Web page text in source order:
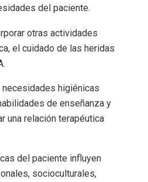
del paciente.
otras actividades
el cuidado de las heridas
higiénicas
de enseñanza y
una relación terapéutica
del paciente influyen
socioculturales,